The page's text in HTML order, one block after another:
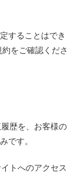
することはでき
をご確認くださ
歴を、お客様の
です。
トへのアクセス